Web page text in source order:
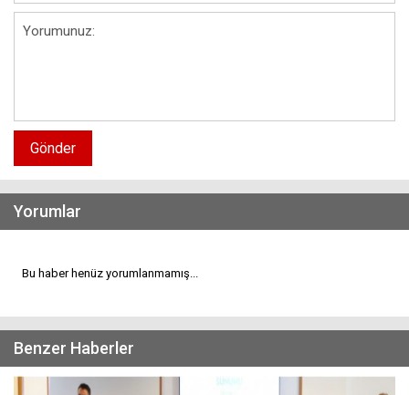
Gönder
Yorumlar
Bu haber henüz yorumlanmamış...
Benzer Haberler